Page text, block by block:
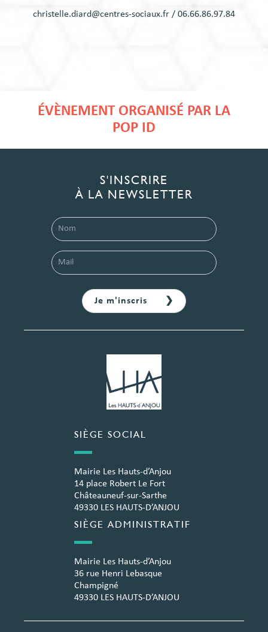
christelle.diard@centres-sociaux.fr / 06.66.86.97.84
ÉVÈNEMENT ORGANISÉ PAR LA
POP ID
S'INSCRIRE
À LA NEWSLETTER
SIÈGE SOCIAL
Mairie Les Hauts-d’Anjou
14 place Robert Le Fort
Châteauneuf-sur-Sarthe
49330 LES HAUTS-D’ANJOU
SIÈGE ADMINISTRATIF
Mairie Les Hauts-d’Anjou
36 rue Henri Lebasque
Champigné
49330 LES HAUTS-D’ANJOU